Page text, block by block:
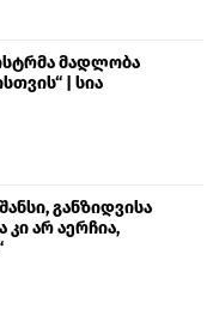
მადლობა
| სია
განზიდვისა
კი არ აერჩია,